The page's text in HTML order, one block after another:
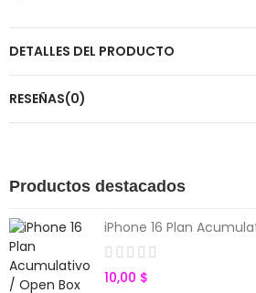
DETALLES DEL PRODUCTO
RESEÑAS(0)
Productos destacados
iPhone 16 Plan
10,00 $